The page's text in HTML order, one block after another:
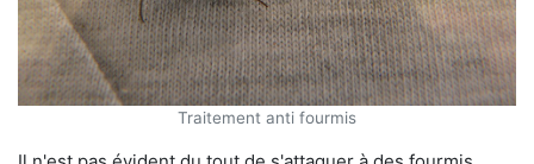
Traitement anti fourmis